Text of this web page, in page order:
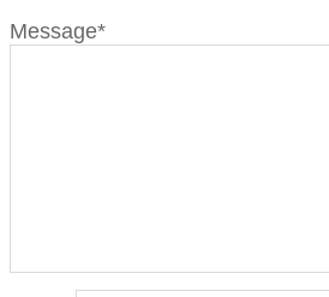
Message*